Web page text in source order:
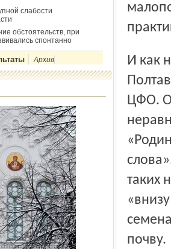
слабости
обстоятельств, при
спонтанно
Архив И как не улыбнуться печально на слова Георгия
ЦФО.
таких
почву.